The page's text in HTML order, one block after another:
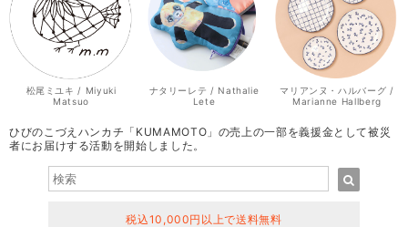
松尾ミユキ / Miyuki
Matsuo
ナタリーレテ / Nathalie
Lete
マリアンヌ・ハルバーグ /
Marianne Hallberg
ひびのこづえハンカチ「KUMAMOTO」の売上の一部を義援金として被災
者にお届けする活動を開始しました。
税込10,000円以上で送料無料